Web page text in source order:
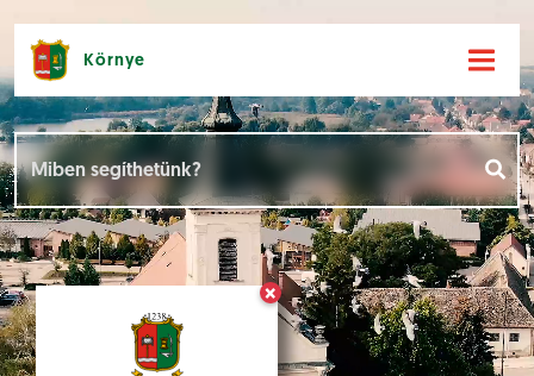
×
Környe
Hírek [ ]
Események []
Dokumentumok []